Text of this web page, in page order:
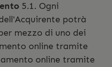
5.1. Ogni
potrà
mezzo di uno dei
online tramite
online tramite